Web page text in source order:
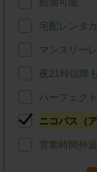
宅配レンタ
マンスリー
夜21時以降
パーフェク
ニコパス（ア
営業時間外